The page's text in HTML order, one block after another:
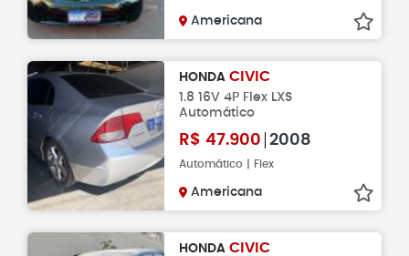
Americana
HONDA CIVIC
1.8 16V 4P Flex LXS
Automático
R$ 47.900 2008
Automático | Flex
Americana
HONDA CIVIC